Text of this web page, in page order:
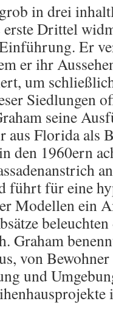
in drei
erste Drittel
Er
er ihr
um
Siedlungen
seine
aus Florida als
den 1960ern
führt für eine
Modellen ein
Graham
von
und